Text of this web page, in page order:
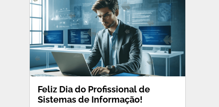
Feliz Dia do Profissional de
Sistemas de Informação!